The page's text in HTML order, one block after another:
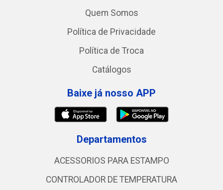
Quem Somos
Política de Privacidade
Política de Troca
Catálogos
Baixe já nosso APP
Departamentos
ACESSORIOS PARA ESTAMPO
CONTROLADOR DE TEMPERATURA